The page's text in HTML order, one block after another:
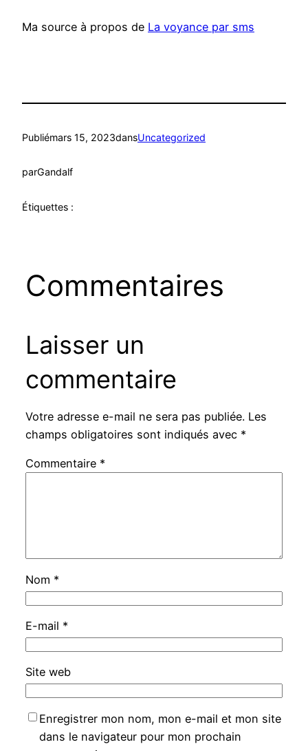
Ma source à propos de La voyance par sms
Publiémars 15, 2023dansUncategorized
parGandalf
Étiquettes :
Commentaires
Laisser un
commentaire
Votre adresse e-mail ne sera pas publiée. Les
champs obligatoires sont indiqués avec *
Commentaire *
Nom *
E-mail *
Site web
Enregistrer mon nom, mon e-mail et mon site
dans le navigateur pour mon prochain